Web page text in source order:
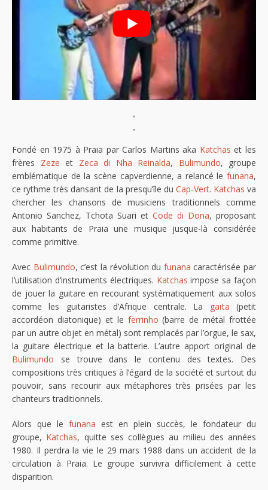
"
"
Fondé en 1975 à Praia par Carlos Martins aka Katchas et les
frères Zeze et Zeca di Nha Reinalda, Bulimundo, groupe
emblématique de la scène capverdienne, a relancé le funana,
ce rythme très dansant de la presqu’île du Cap-Vert. Katchas va
chercher les chansons de musiciens traditionnels comme
Antonio Sanchez, Tchota Suari et Code di Dona, proposant
aux habitants de Praia une musique jusque-là considérée
comme primitive.
Avec Bulimundo, c’est la révolution du funana caractérisée par
l’utilisation d’instruments électriques. Katchas impose sa façon
de jouer la guitare en recourant systématiquement aux solos
comme les guitaristes d’Afrique centrale. La gaïta (petit
accordéon diatonique) et le ferrinho (barre de métal frottée
par un autre objet en métal) sont remplacés par l’orgue, le sax,
la guitare électrique et la batterie. L’autre apport original de
Bulimundo se trouve dans le contenu des textes. Des
compositions très critiques à l’égard de la société et surtout du
pouvoir, sans recourir aux métaphores très prisées par les
chanteurs traditionnels.
Alors que le funana est en plein succès, le fondateur du
groupe, Katchas, quitte ses collègues au milieu des années
1980. Il perdra la vie le 29 mars 1988 dans un accident de la
circulation à Praia. Le groupe survivra difficilement à cette
disparition.